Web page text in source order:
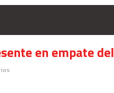
en empate